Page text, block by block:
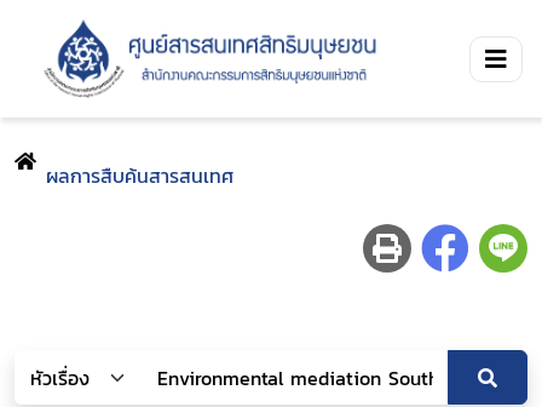
ผลการสืบค้นสารสนเทศ